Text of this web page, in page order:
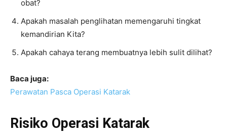
obat?
Apakah masalah penglihatan memengaruhi tingkat
kemandirian Kita?
Apakah cahaya terang membuatnya lebih sulit dilihat?
Baca juga:
Perawatan Pasca Operasi Katarak
Risiko Operasi Katarak